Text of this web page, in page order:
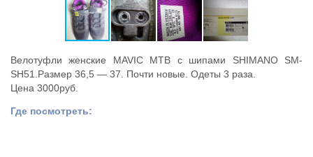
Велотуфли женские MAVIC MTB с шипами SHIMANO SM-
SH51.Размер 36,5 — 37. Почти новые. Одеты 3 раза.
Цена 3000руб.
Где посмотреть: